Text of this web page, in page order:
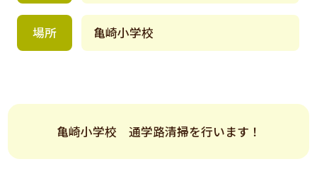
場所 亀崎小学校
亀崎小学校 通学路清掃を行います！